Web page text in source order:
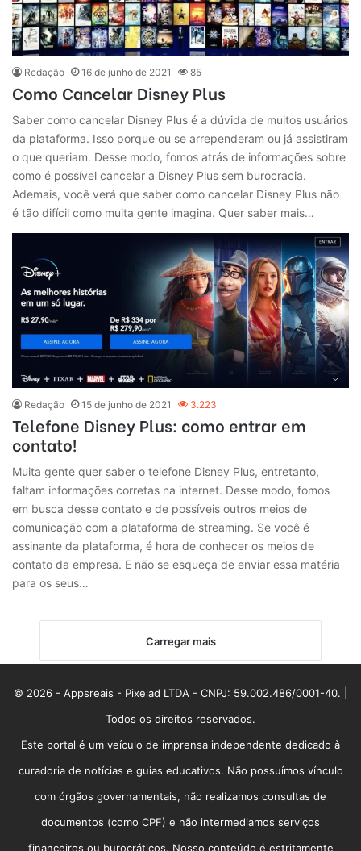
Redação 16 de junho de 2021 85
Como Cancelar Disney Plus
Saber como cancelar Disney Plus é a dúvida de muitos usuários
da plataforma. Isso porque ou se arrependeram ou já assistiram
o que queriam. Desse modo, fomos atrás de informações sobre
como é possível cancelar a Disney Plus sem burocracia.
Ademais, você verá que saber como cancelar Disney Plus não
é tão difícil como muita gente imagina. Quer saber mais…
Redação 15 de junho de 2021 3.223
Telefone Disney Plus: como entrar em
contato!
Muita gente quer saber o telefone Disney Plus, entretanto,
faltam informações corretas na internet. Desse modo, fomos
em busca desse contato e de possíveis outros meios de
comunicação com a plataforma de streaming. Se você é
assinante da plataforma, é hora de conhecer os meios de
contato da empresa. E não se esqueça de enviar essa matéria
para os seus…
Carregar mais
© 2026 - Appsreais - Pixelad LTDA - CNPJ: 59.002.486/0001-40. |
Todos os direitos reservados.
Este portal é um veículo de imprensa independente dedicado à
curadoria de notícias e guias educativos. Não possuímos vínculo
com órgãos governamentais, não realizamos consultas de
documentos (como CPF) e não intermediamos serviços
financeiros ou burocráticos. Nosso conteúdo é estritamente